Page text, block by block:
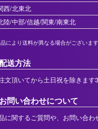
西/北東北
陸/中部/信越/関東/南東北
により送料が異なる場合がございます
送方法
文頂いてから土日祝を除きます
お問い合わせについて
に関するご質問や、お問い合わ